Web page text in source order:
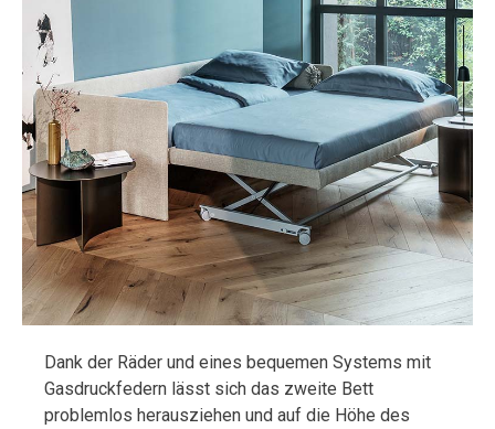
Dank der Räder und eines bequemen Systems mit
Gasdruckfedern lässt sich das zweite Bett
problemlos herausziehen und auf die Höhe des